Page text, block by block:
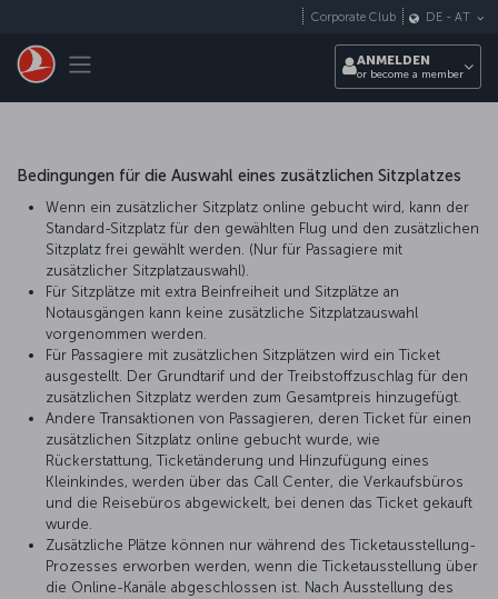
Toggle navigation
Corporate Club DE - AT
ANMELDEN
or become a member
Bedingungen für die Auswahl eines zusätzlichen Sitzplatzes
Wenn ein zusätzlicher Sitzplatz online gebucht wird, kann der
Standard-Sitzplatz für den gewählten Flug und den zusätzlichen
Sitzplatz frei gewählt werden. (Nur für Passagiere mit
zusätzlicher Sitzplatzauswahl).
Für Sitzplätze mit extra Beinfreiheit und Sitzplätze an
Notausgängen kann keine zusätzliche Sitzplatzauswahl
vorgenommen werden.
Für Passagiere mit zusätzlichen Sitzplätzen wird ein Ticket
ausgestellt. Der Grundtarif und der Treibstoffzuschlag für den
zusätzlichen Sitzplatz werden zum Gesamtpreis hinzugefügt.
Andere Transaktionen von Passagieren, deren Ticket für einen
zusätzlichen Sitzplatz online gebucht wurde, wie
Rückerstattung, Ticketänderung und Hinzufügung eines
Kleinkindes, werden über das Call Center, die Verkaufsbüros
und die Reisebüros abgewickelt, bei denen das Ticket gekauft
wurde.
Zusätzliche Plätze können nur während des Ticketausstellung-
Prozesses erworben werden, wenn die Ticketausstellung über
die Online-Kanäle abgeschlossen ist. Nach Ausstellung des